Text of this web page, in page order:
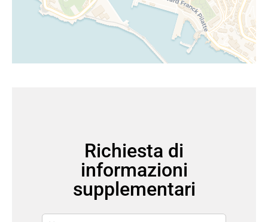
Richiesta di
informazioni
supplementari